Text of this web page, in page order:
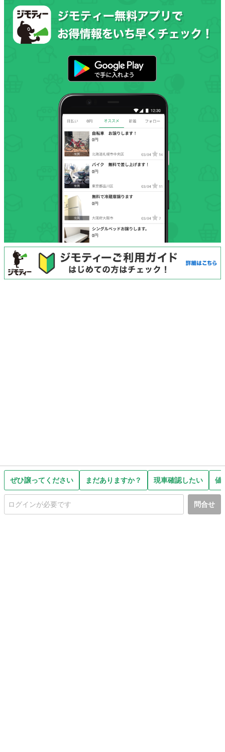
ぜひ譲ってください まだありますか？ 現車確認したい 値
問合せ